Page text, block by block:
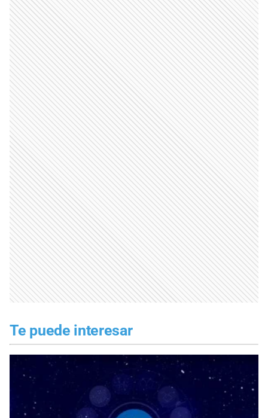
Te puede interesar